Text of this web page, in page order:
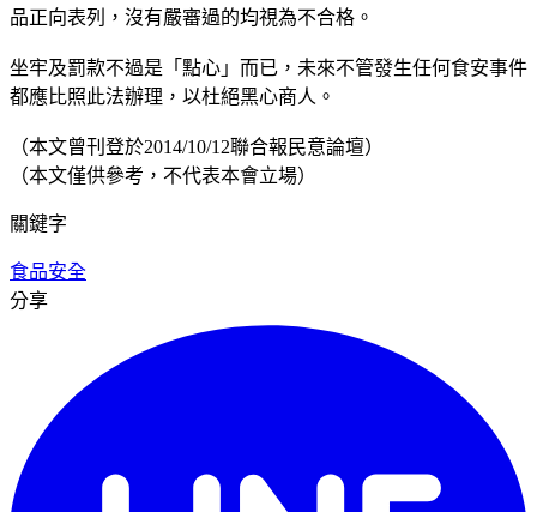
品正向表列，沒有嚴審過的均視為不合格。
坐牢及罰款不過是「點心」而已，未來不管發生任何食安事件
都應比照此法辦理，以杜絕黑心商人。
（本文曾刊登於2014/10/12聯合報民意論壇）
（本文僅供參考，不代表本會立場）
關鍵字
食品安全
分享